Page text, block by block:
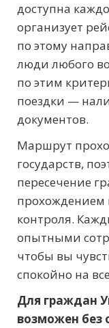
доступна
организует
по этому
люди любого
по этим
поездки —
документов.
Маршрут
государств,
пересечение
прохождением
контроля.
опытными
чтобы вы
спокойно на
Для граждан
возможен без